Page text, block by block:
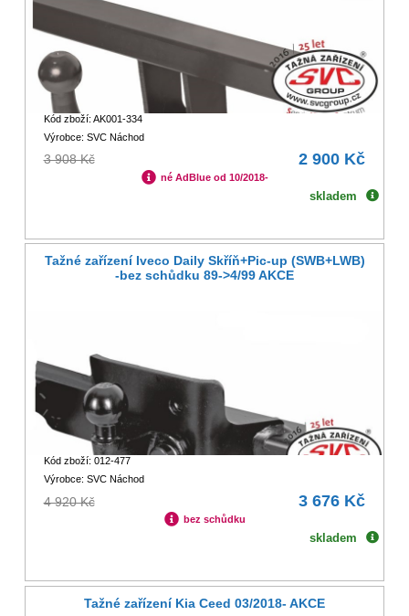
Kód zboží: AK001-334
Výrobce: SVC Náchod
3 908 Kč 2 900 Kč
né AdBlue od 10/2018-
skladem
Tažné zařízení Iveco Daily Skříň+Pic-up (SWB+LWB)
-bez schůdku 89->4/99 AKCE
Kód zboží: 012-477
Výrobce: SVC Náchod
4 920 Kč 3 676 Kč
bez schůdku
skladem
Tažné zařízení Kia Ceed 03/2018- AKCE